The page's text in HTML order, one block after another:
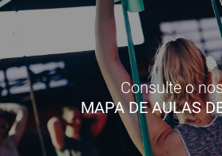
Consulte o
MAPA DE AULAS